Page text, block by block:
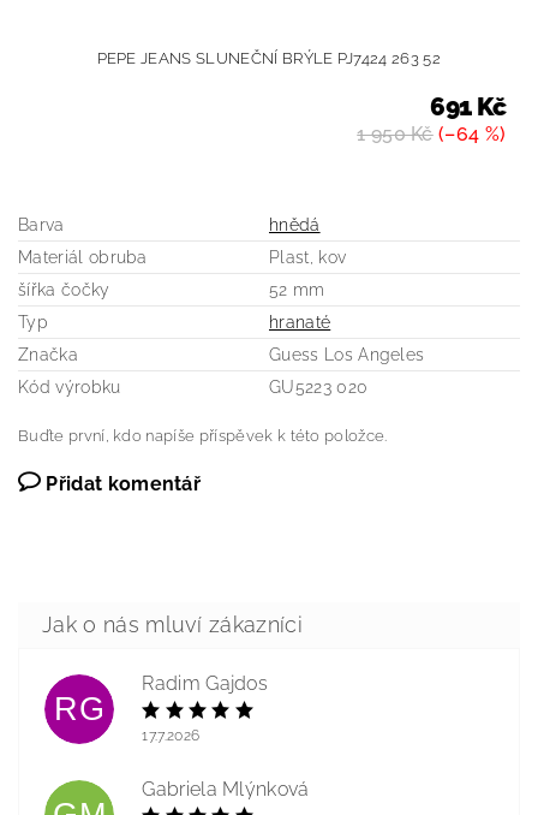
PEPE JEANS SLUNEČNÍ BRÝLE PJ7424 263 52
1 950 Kč(–64 %)
691 Kč
Barva
hnědá
Materiál obruba
Plast, kov
šířka čočky
52 mm
Typ
hranaté
Značka
Guess Los Angeles
Kód výrobku
GU5223 020
Buďte první, kdo napíše příspěvek k této položce.
Přidat komentář
RG
Radim Gajdos
17.7.2026
Gabriela Mlýnková